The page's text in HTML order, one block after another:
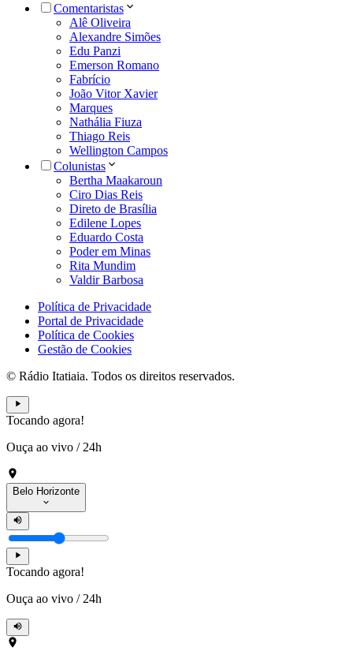
Comentaristas
Alê Oliveira
Alexandre Simões
Edu Panzi
Emerson Romano
Fabrício
João Vitor Xavier
Marques
Nathália Fiuza
Thiago Reis
Wellington Campos
Colunistas
Bertha Maakaroun
Ciro Dias Reis
Direto de Brasília
Edilene Lopes
Eduardo Costa
Poder em Minas
Rita Mundim
Valdir Barbosa
Política de Privacidade
Portal de Privacidade
Política de Cookies
Gestão de Cookies
© Rádio Itatiaia. Todos os direitos reservados.
Tocando agora!
Ouça ao vivo / 24h
Belo Horizonte
Tocando agora!
Ouça ao vivo / 24h